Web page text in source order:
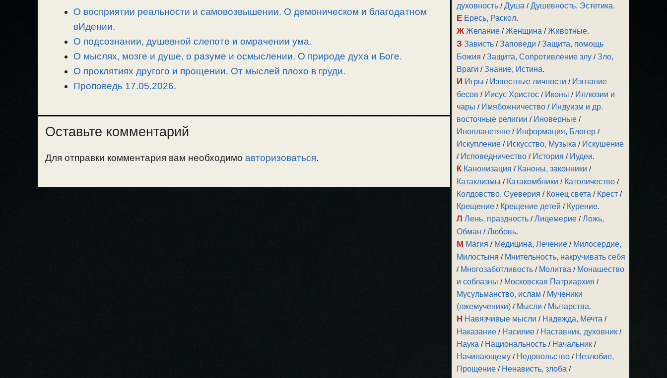
r
a
m
o
o
k
в
и
т
О восприятии реальности и самовозвышении. О демоническом и благодатном
вИдении.
О подсознании, душевной слепоте и омрачении ума.
О мыслях, мозге и душе, о разуме и осмыслении. О природе духа и Боге.
О проклятиях другого и прощении. От мыслей плохо в груди.
Проповедь 17.05.2026.
Оставьте комментарий
Для отправки комментария вам необходимо авторизоваться.
духовность /Душа /Душевность, Эстетика.
Е Ересь, Раскол.
Ж Желание /Женщина /Животные.
З Зависть /Заповеди /Защита, помощь
Божия /Защита, Сопротивление злу /Зло,
Враги /Знание, Истина.
И Игры / Известные личности / Изгнание
бесов / Иисус Христос / Иконы / Иллюзии и
чары / Имябожничество / Индуизм и др.
восточные религии / Иноверные /
Инопланетяне / Информация, Блогер /
Искупление / Искусство, Музыка / Искушение
/ Исповедничество / История / Иудеи.
К Канонизация / Каноны, законники /
Катаклизмы / Катакомбники / Католичество /
Колдовство, Суеверия / Конец света / Крест /
Крещение / Крещение детей / Курение.
Л Лень, праздность /Лицемерие /Ложь,
Обман /Любовь.
М Магия / Медицина, Лечение / Милосердие,
Милостыня / Мнительность, накручивать себя
/ Многозаботливость / Молитва / Монашество
и соблазны / Московская Патриархия /
Мусульманство, ислам / Мученики
(лжемученики) / Мысли / Мытарства.
Н Навязчивые мысли / Надежда, Мечта /
Наказание / Насилие / Наставник, духовник /
Наука / Национальность / Начальник /
Начинающему / Недовольство / Незлобие,
Прощение / Ненависть, злоба /